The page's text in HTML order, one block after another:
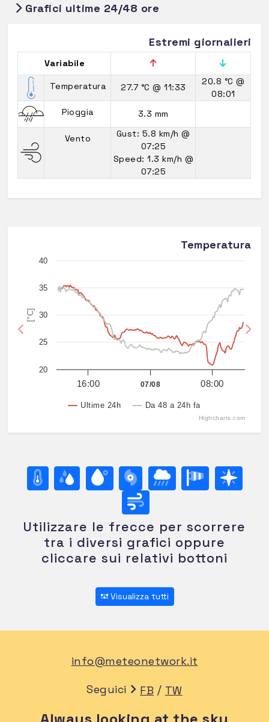
Grafici ultime 24/48 ore
Estremi giornalieri
Variabile
Temperatura 27.7 °C@ 11:33
20.8 °C@
08:01
Pioggia
3.3 mm
Vento Gust: 5.8 km/h@
07:25
Speed: 1.3 km/h @
07:25
Temperatura
[°C]
Ultime 24h Da 48 a 24h fa
07/08
16:00 08:00
20
25
30
35
40
Highcharts.com
Previous
Utilizzare le frecce per scorrere
tra i diversi grafici oppure
cliccare sui relativi bottoni
Visualizza tutti
info@meteonetwork.it
Seguici FB / TW